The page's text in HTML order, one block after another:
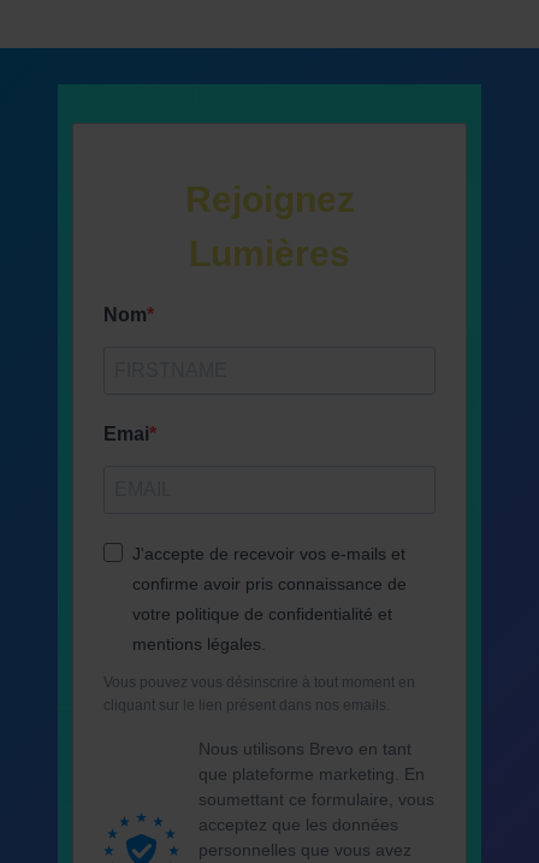
Rejoignez
Lumières
Nom
Emai
J'accepte de recevoir vos e-mails et
confirme avoir pris connaissance de
votre politique de confidentialité et
mentions légales.
Vous pouvez vous désinscrire à tout moment en
cliquant sur le lien présent dans nos emails.
Nous utilisons Brevo en tant
que plateforme marketing. En
soumettant ce formulaire, vous
acceptez que les données
personnelles que vous avez